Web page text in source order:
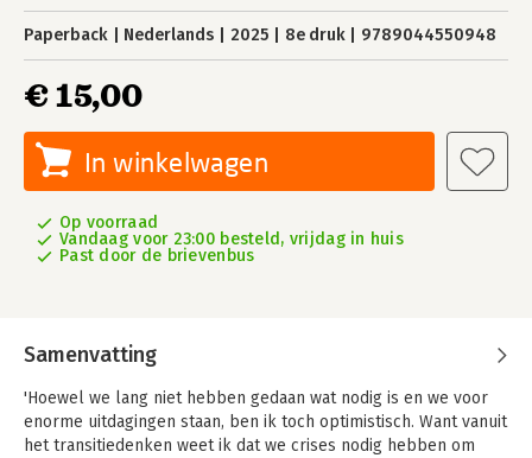
Paperback Nederlands 2025 8e druk 9789044550948
€ 15,00
In winkelwagen
Op voorraad
Vandaag voor 23:00 besteld, vrijdag in huis
Past door de brievenbus
Samenvatting
'Hoewel we lang niet hebben gedaan wat nodig is en we voor
enorme uitdagingen staan, ben ik toch optimistisch. Want vanuit
het transitiedenken weet ik dat we crises nodig hebben om